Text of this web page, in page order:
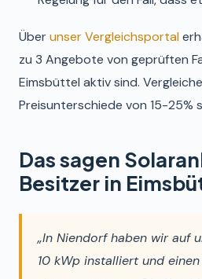
Überunser Vergleichsportal
zu 3 Angebote von geprüften
Eimsbüttel aktiv sind.
Preisunterschiede von 15-25%
Das sagen
Besitzer in
„In Niendorf haben wir auf
10 kWp installiert und